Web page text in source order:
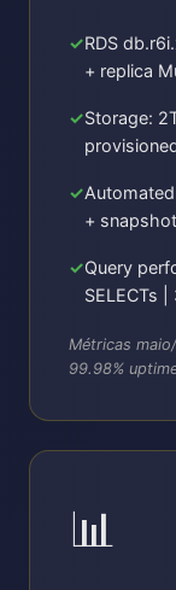
RDS
+ replica
Storage:
+
Query
SELECTs |
Métricas
99.98%
📊